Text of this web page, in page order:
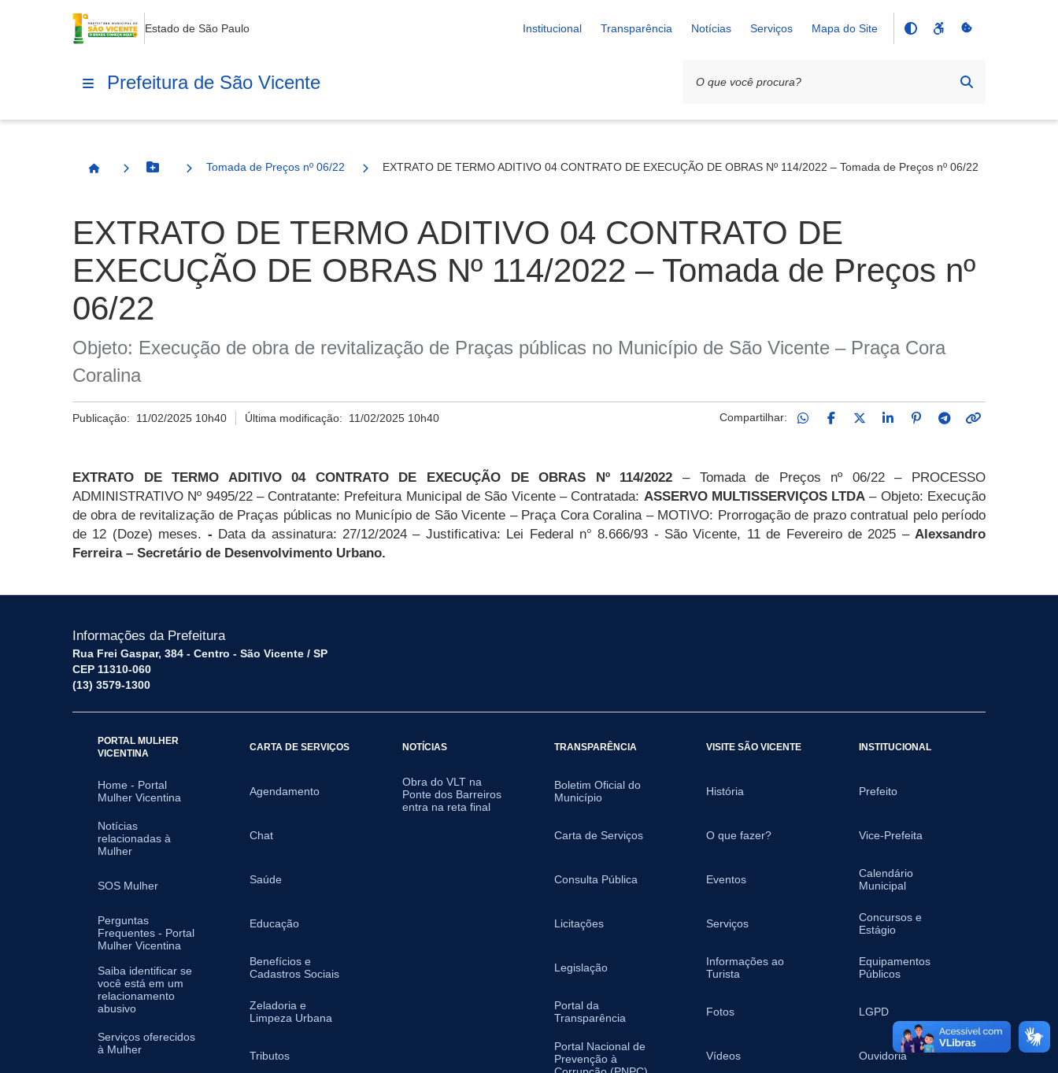
Estado de São Paulo Institucional Transparência Notícias Serviços Mapa do Site
Prefeitura de São Vicente
Página InicialBotão Menu
Tomada de Preços nº 06/22 EXTRATO DE TERMO ADITIVO 04 CONTRATO DE EXECUÇÃO DE OBRAS Nº 114/2022 – Tomada de Preços nº 06/22
EXTRATO DE TERMO ADITIVO 04 CONTRATO DE
EXECUÇÃO DE OBRAS Nº 114/2022 – Tomada de Preços nº
06/22
Objeto: Execução de obra de revitalização de Praças públicas no Município de São Vicente – Praça Cora
Coralina
Publicação: 11/02/2025 10h40 Última modificação: 11/02/2025 10h40 Compartilhar:
EXTRATO DE TERMO ADITIVO 04 CONTRATO DE EXECUÇÃO DE OBRAS Nº 114/2022 – Tomada de Preços nº 06/22 – PROCESSO
ADMINISTRATIVO Nº 9495/22 – Contratante: Prefeitura Municipal de São Vicente – Contratada: ASSERVO MULTISSERVIÇOS LTDA – Objeto: Execução
de obra de revitalização de Praças públicas no Município de São Vicente – Praça Cora Coralina – MOTIVO: Prorrogação de prazo contratual pelo período
de 12 (Doze) meses. - Data da assinatura: 27/12/2024 – Justificativa: Lei Federal n° 8.666/93 - São Vicente, 11 de Fevereiro de 2025 – Alexsandro
Ferreira– Secretário de Desenvolvimento Urbano.
Informações da Prefeitura
Rua Frei Gaspar, 384 - Centro - São Vicente / SP
CEP 11310-060
(13) 3579-1300
PORTAL MULHER
VICENTINA
Home - Portal
Mulher Vicentina
Notícias
relacionadas à
Mulher
SOS Mulher
Perguntas
Frequentes - Portal
Mulher Vicentina
Saiba identificar se
você está em um
relacionamento
abusivo
Serviços oferecidos
à Mulher
CARTA DE SERVIÇOS
Agendamento
Chat
Saúde
Educação
Benefícios e
Cadastros Sociais
Zeladoria e
Limpeza Urbana
Tributos
NOTÍCIAS
Obra do VLT na
Ponte dos Barreiros
entra na reta final
TRANSPARÊNCIA
Boletim Oficial do
Município
Carta de Serviços
Consulta Pública
Licitações
Legislação
Portal da
Transparência
Portal Nacional de
Prevenção à
VISITE SÃO VICENTE
História
O que fazer?
Eventos
Serviços
Informações ao
Turista
Fotos
Vídeos
INSTITUCIONAL
Prefeito
Vice-Prefeita
Calendário
Municipal
Concursos e
Estágio
Equipamentos
Públicos
LGPD
Ouvidoria